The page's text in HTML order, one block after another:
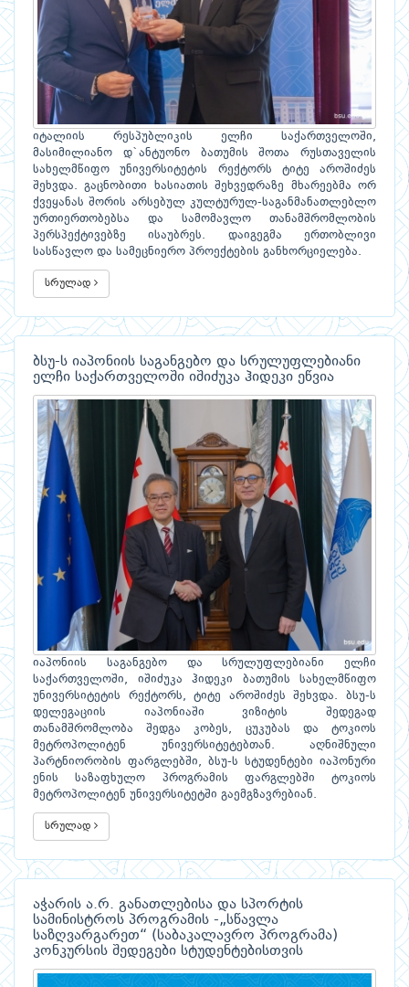
იტალიის რესპუბლიკის ელჩი საქართველოში,
მასიმილიანო დ`ანტუონო ბათუმის შოთა რუსთაველის
სახელმწიფო უნივერსიტეტის რექტორს ტიტე აროშიძეს
შეხვდა. გაცნობითი ხასიათის შეხვედრაზე მხარეებმა ორ
ქვეყანას შორის არსებულ კულტურულ-საგანმანათლებლო
ურთიერთობებსა და სამომავლო თანამშრომლობის
პერსპექტივებზე ისაუბრეს. დაიგეგმა ერთობლივი
სასწავლო და სამეცნიერო პროექტების განხორციელება.
სრულად
ბსუ-ს იაპონიის საგანგებო და სრულუფლებიანი
ელჩი საქართველოში იშიძუკა ჰიდეკი ეწვია
იაპონიის საგანგებო და სრულუფლებიანი ელჩი
საქართველოში, იშიძუკა ჰიდეკი ბათუმის სახელმწიფო
უნივერსიტეტის რექტორს, ტიტე აროშიძეს შეხვდა. ბსუ-ს
დელეგაციის იაპონიაში ვიზიტის შედეგად
თანამშრომლობა შედგა კობეს, ცუკუბას და ტოკიოს
მეტროპოლიტენ უნივერსიტეტებთან. აღნიშნული
პარტნიორობის ფარგლებში, ბსუ-ს სტუდენტები იაპონური
ენის საზაფხულო პროგრამის ფარგლებში ტოკიოს
მეტროპოლიტენ უნივერსიტეტში გაემგზავრებიან.
სრულად
აჭარის ა.რ. განათლებისა და სპორტის
სამინისტროს პროგრამის -„სწავლა
საზღვარგარეთ“ (საბაკალავრო პროგრამა)
კონკურსის შედეგები სტუდენტებისთვის